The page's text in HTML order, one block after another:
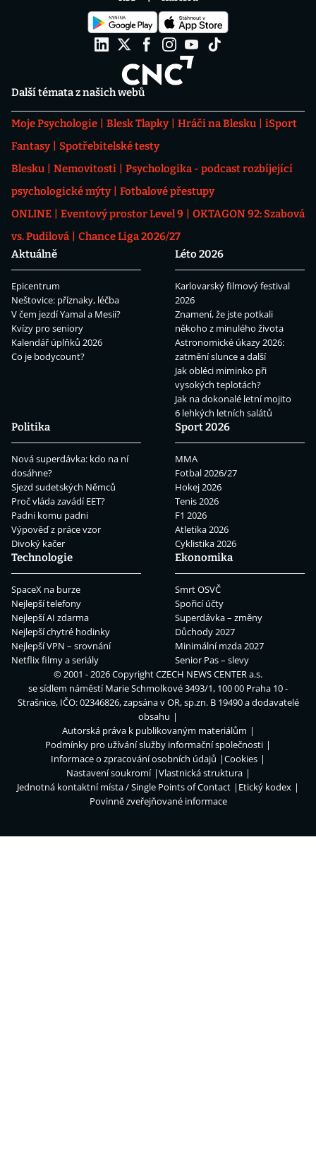
Další témata z našich webů
Moje Psychologie Blesk Tlapky Hráči na Blesku
iSport
Fantasy
Spotřebitelské testy
Blesku
Nemovitosti
Psychologika - podcast rozbíjející
psychologické mýty
Fotbalové přestupy
ONLINE
Eventový prostor Level 9
OKTAGON 92: Szabová
vs. Pudilová
Chance Liga 2026/27
Aktuálně
Epicentrum
Neštovice: příznaky, léčba
V čem jezdí Yamal a Mesii?
Kvízy pro seniory
Kalendář úplňků 2026
Co je bodycount?
Léto 2026
Karlovarský filmový festival
2026
Znamení, že jste potkali
někoho z minulého života
Astronomické úkazy 2026:
zatmění slunce a další
Jak obléci miminko při
vysokých teplotách?
Jak na dokonalé letní mojito
6 lehkých letních salátů
Politika
Nová superdávka: kdo na ní
dosáhne?
Sjezd sudetských Němců
Proč vláda zavádí EET?
Padni komu padni
Výpověď z práce vzor
Divoký kačer
Sport 2026
MMA
Fotbal 2026/27
Hokej 2026
Tenis 2026
F1 2026
Atletika 2026
Cyklistika 2026
Technologie
SpaceX na burze
Nejlepší telefony
Nejlepší AI zdarma
Nejlepší chytré hodinky
Nejlepší VPN – srovnání
Netflix filmy a seriály
Ekonomika
Smrt OSVČ
Spořicí účty
Superdávka – změny
Důchody 2027
Minimální mzda 2027
Senior Pas – slevy
© 2001 - 2026 CopyrightCZECH NEWS CENTER a.s.
se sídlem náměstí Marie Schmolkové 3493/1, 100 00 Praha 10 -
Strašnice, IČO: 02346826, zapsána v OR, sp.zn. B 19490 a dodavatelé
obsahu
Autorská práva k publikovaným materiálům
Podmínky pro užívání služby informační společnosti
Informace o zpracování osobních údajů
Cookies
Nastavení soukromí
Vlastnická struktura
Jednotná kontaktní místa / Single Points of Contact
Etický kodex
Povinně zveřejňované informace